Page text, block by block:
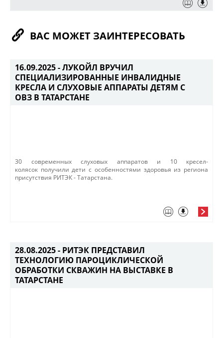
ВАС МОЖЕТ ЗАИНТЕРЕСОВАТЬ
16.09.2025 -ЛУКОЙЛ ВРУЧИЛ
СПЕЦИАЛИЗИРОВАННЫЕ ИНВАЛИДНЫЕ
КРЕСЛА И СЛУХОВЫЕ АППАРАТЫ ДЕТЯМ С
ОВЗ В ТАТАРСТАНЕ
​​30 современных слуховых аппаратов и 10 кресел-
колясок получили дети с особенностями здоровья из региона
присутствия РИТЭК - Татарстана.
28.08.2025 - РИТЭК ПРЕДСТАВИЛ
ТЕХНОЛОГИЮ ПАРОЦИКЛИЧЕСКОЙ
ОБРАБОТКИ СКВАЖИН НА ВЫСТАВКЕ В
ТАТАРСТАНЕ